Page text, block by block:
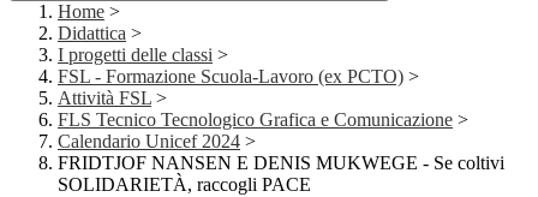
Home >
Didattica >
I progetti delle classi >
FSL - Formazione Scuola-Lavoro (ex PCTO) >
Attività FSL >
FLS Tecnico Tecnologico Grafica e Comunicazione >
Calendario Unicef 2024 >
FRIDTJOF NANSEN E DENIS MUKWEGE - Se coltivi
SOLIDARIETÀ, raccogli PACE